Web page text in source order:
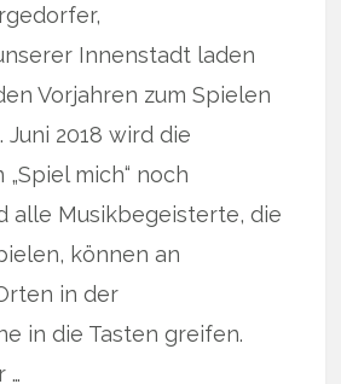
Innenstadt laden
Vorjahren zum Spielen
Juni 2018 wird die
mich“ noch
alle Musikbegeisterte, die
können an
in der
in die Tasten greifen.
…